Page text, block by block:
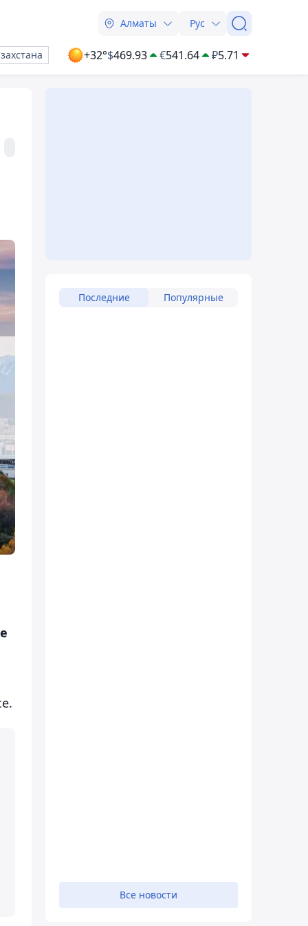
Алматы Рус
+32°$469.93 €541.64 ₽5.71
Последние Популярные
Все новости